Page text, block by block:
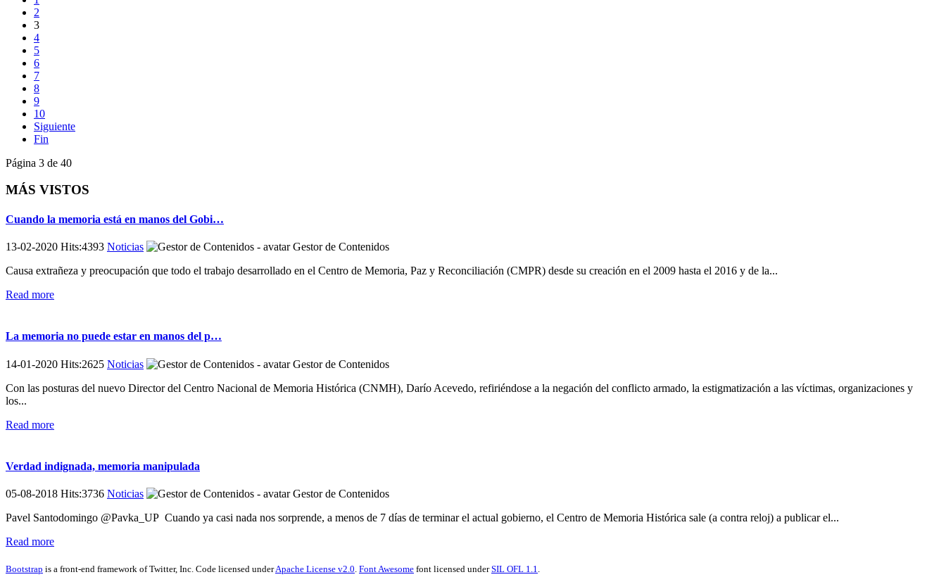
2
3
4
5
6
7
8
9
10
Siguiente
Fin
Página 3 de 40
MÁS VISTOS
Cuando la memoria está en manos del Gobi…
13-02-2020 Hits:4393 Noticias
Gestor de Contenidos
Causa extrañeza y preocupación que todo el trabajo desarrollado en el Centro de Memoria, Paz y Reconciliación (CMPR) desde su creación en el 2009 hasta el 2016 y de la...
Read more
La memoria no puede estar en manos del p…
14-01-2020 Hits:2625 Noticias
Gestor de Contenidos
Con las posturas del nuevo Director del Centro Nacional de Memoria Histórica (CNMH), Darío Acevedo, refiriéndose a la negación del conflicto armado, la estigmatización a las víctimas, organizaciones y
los...
Read more
Verdad indignada, memoria manipulada
05-08-2018 Hits:3736 Noticias
Gestor de Contenidos
Pavel Santodomingo @Pavka_UP Cuando ya casi nada nos sorprende, a menos de 7 días de terminar el actual gobierno, el Centro de Memoria Histórica sale (a contra reloj) a publicar el...
Read more
Bootstrap is a front-end framework of Twitter, Inc. Code licensed underApache License v2.0. Font Awesome font licensed underSIL OFL 1.1.